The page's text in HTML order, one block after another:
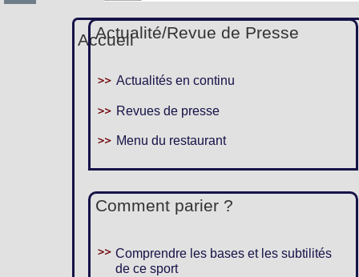
Accueil
Actualité/Revue de Presse
Actualités en continu
Revues de presse
Menu du restaurant
Comment parier ?
Comprendre les bases et les subtilités
de ce sport